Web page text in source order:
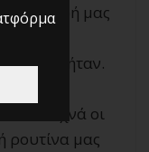
στη ζωή μας
που
…δεν ήταν.
πόσο συχνά οι
ρουτίνα μας